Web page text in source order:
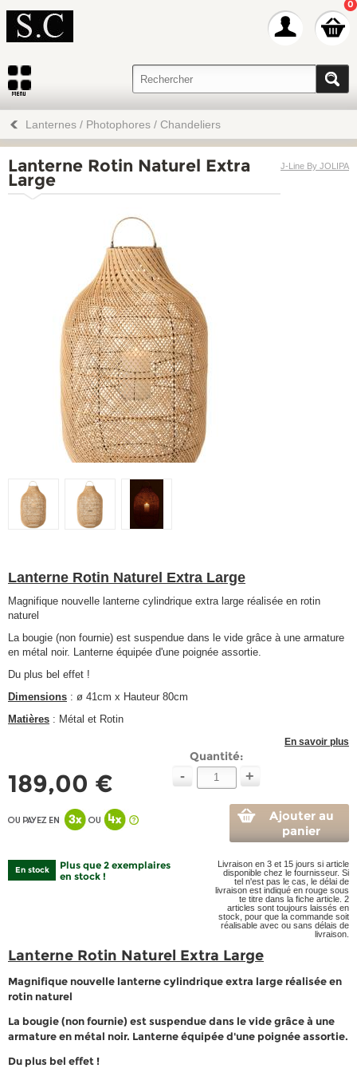
0
Lanternes / Photophores / Chandeliers
J-Line By JOLIPA
Lanterne Rotin Naturel Extra
Large
Lanterne Rotin Naturel Extra Large
Magnifique nouvelle lanterne cylindrique extra large réalisée en rotin
naturel
La bougie (non fournie) est suspendue dans le vide grâce à une armature
en métal noir. Lanterne équipée d'une poignée assortie.
Du plus bel effet !
Dimensions : ø 41cm x Hauteur 80cm
Matières : Métal et Rotin
En savoir plus
189,00 €
Quantité:
- +
Ajouter au
panier
En stock
Plus que 2 exemplaires
en stock !
Livraison en 3 et 15 jours si article
disponible chez le fournisseur. Si
tel n'est pas le cas, le délai de
livraison est indiqué en rouge sous
te titre dans la fiche article. 2
articles sont toujours laissés en
stock, pour que la commande soit
réalisable avec ou sans délais de
livraison.
Lanterne Rotin Naturel Extra Large
Magnifique nouvelle lanterne cylindrique extra large réalisée en
rotin naturel
La bougie (non fournie) est suspendue dans le vide grâce à une
armature en métal noir. Lanterne équipée d'une poignée assortie.
Du plus bel effet !